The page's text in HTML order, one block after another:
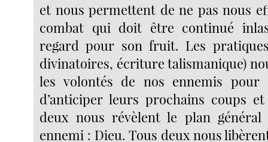
et nous permettent de ne pas nous
combat qui doit être continué
regard pour son fruit. Les
divinatoires, écriture talismanique)
les volontés de nos ennemis pour
d’anticiper leurs prochains coups
deux nous révèlent le plan
ennemi : Dieu. Tous deux nous